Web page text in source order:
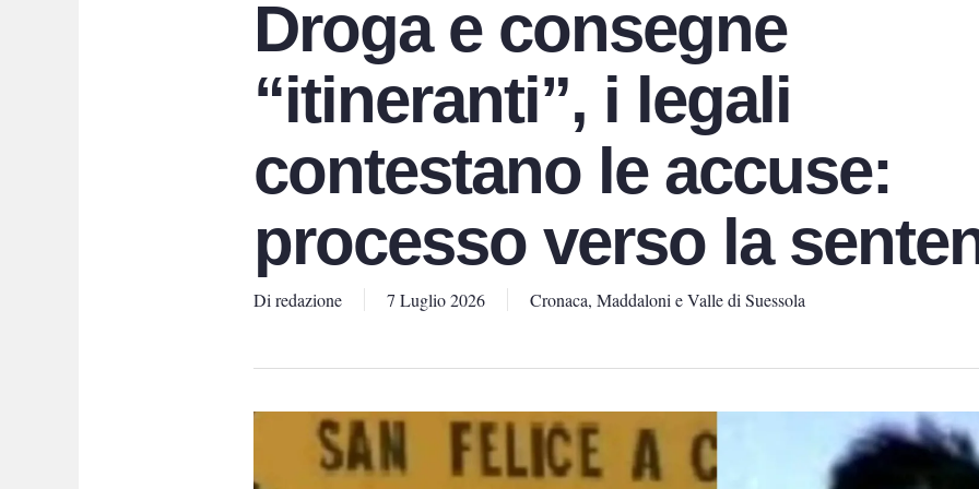
Droga e consegne
“itineranti”, i legali
contestano le accuse:
processo verso la
Di redazione 7 Luglio 2026 Cronaca, Maddaloni e Valle di Suessola